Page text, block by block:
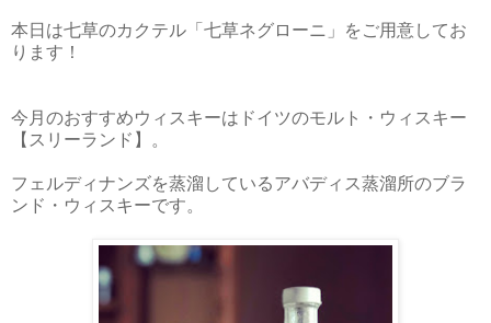
本日は七草のカクテル「七草ネグローニ」をご用意してお
ります！
今月のおすすめウィスキーはドイツのモルト・ウィスキー
【スリーランド】。
フェルディナンズを蒸溜しているアバディス蒸溜所のブラ
ンド・ウィスキーです。